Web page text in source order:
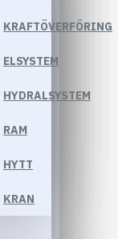
KRAFTÖVERFÖRING
ELSYSTEM
HYDRALSYSTEM
RAM
HYTT
KRAN